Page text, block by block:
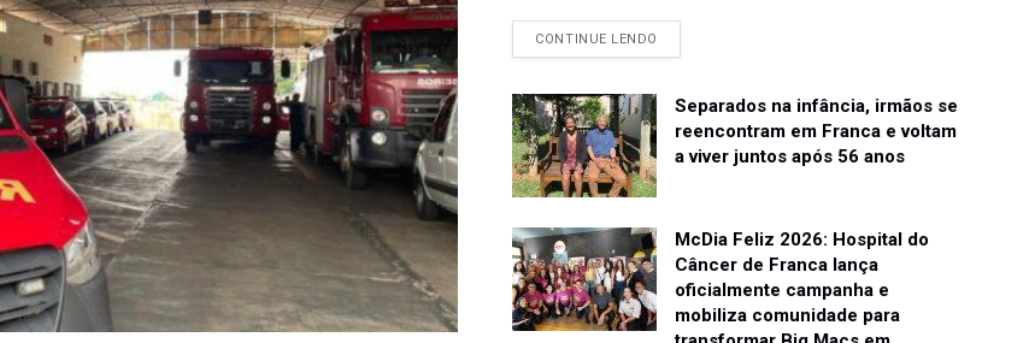
CONTINUE LENDO
Separados na infância, irmãos se
reencontram em Franca e voltam
a viver juntos após 56 anos
McDia Feliz 2026: Hospital do
Câncer de Franca lança
oficialmente campanha e
mobiliza comunidade para